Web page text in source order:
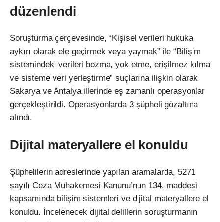
düzenlendi
Soruşturma çerçevesinde, “Kişisel verileri hukuka
aykırı olarak ele geçirmek veya yaymak” ile “Bilişim
sistemindeki verileri bozma, yok etme, erişilmez kılma
ve sisteme veri yerleştirme” suçlarına ilişkin olarak
Sakarya ve Antalya illerinde eş zamanlı operasyonlar
gerçekleştirildi. Operasyonlarda 3 şüpheli gözaltına
alındı.
Dijital materyallere el konuldu
Şüphelilerin adreslerinde yapılan aramalarda, 5271
sayılı Ceza Muhakemesi Kanunu’nun 134. maddesi
kapsamında bilişim sistemleri ve dijital materyallere el
konuldu. İncelenecek dijital delillerin soruşturmanın